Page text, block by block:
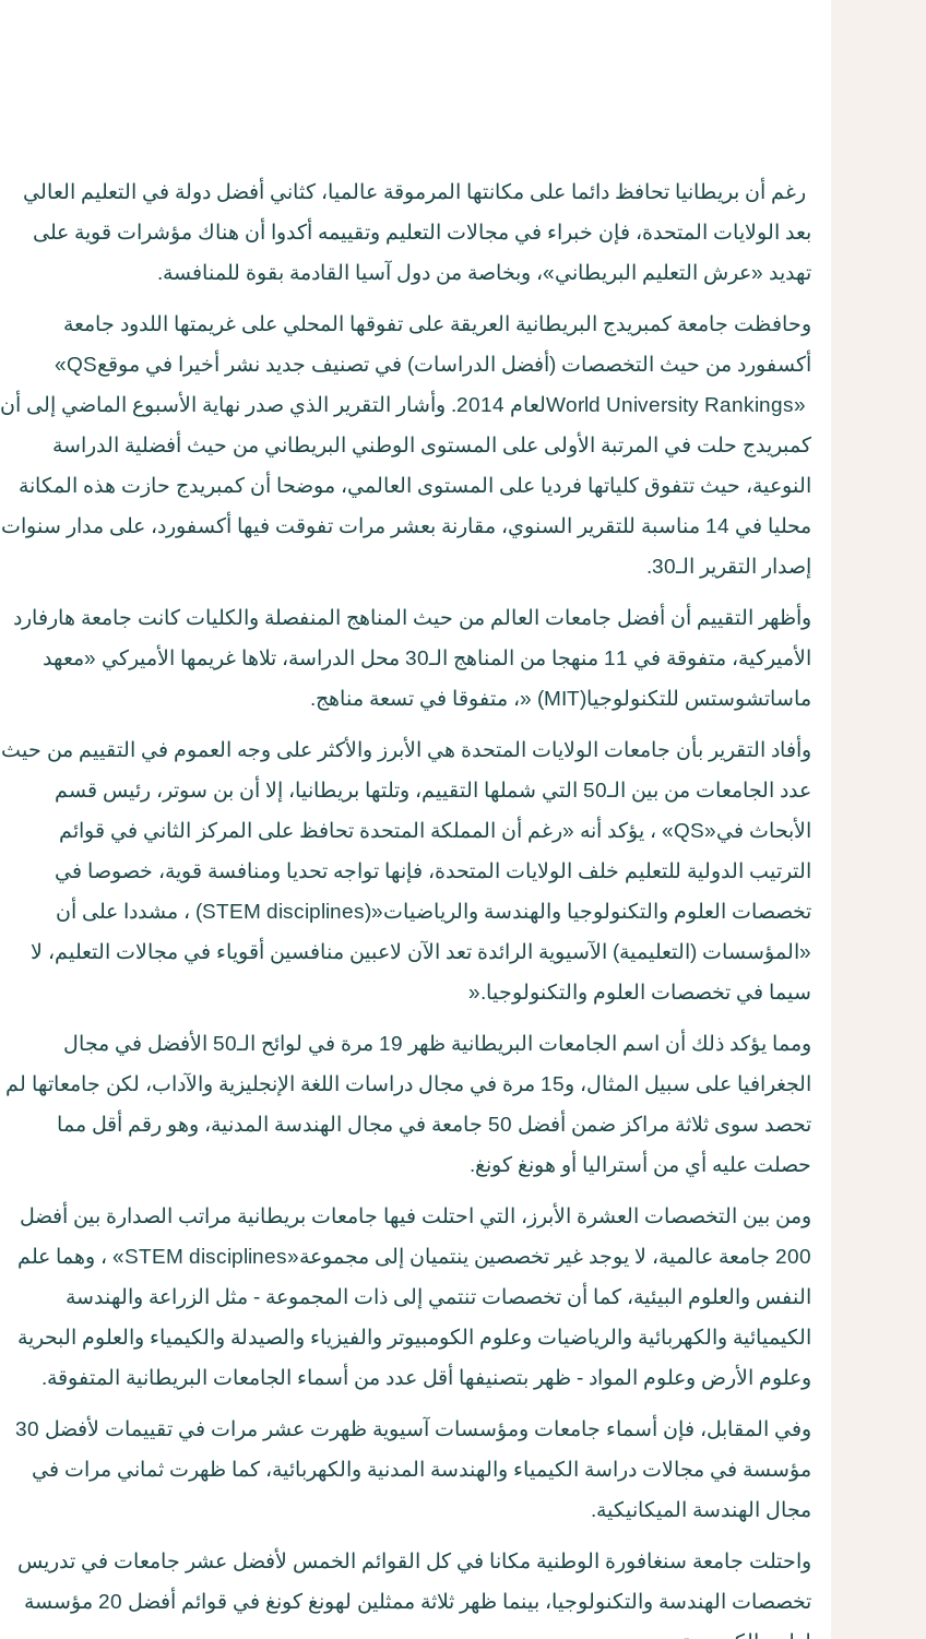
رغم أن بريطانيا تحافظ دائما على مكانتها المرموقة عالميا، كثاني أفضل دولة في التعليم العالي
بعد الولايات المتحدة، فإن خبراء في مجالات التعليم وتقييمه أكدوا أن هناك مؤشرات قوية على
تهديد «عرش التعليم البريطاني»، وبخاصة من دول آسيا القادمة بقوة للمنافسة.
وحافظت جامعة كمبريدج البريطانية العريقة على تفوقها المحلي على غريمتها اللدود جامعة
أكسفورد من حيث التخصصات (أفضل الدراسات) في تصنيف جديد نشر أخيرا في موقع«QS
World University Rankings»
لعام 2014. وأشار التقرير الذي صدر نهاية الأسبوع الماضي إلى أن
كمبريدج حلت في المرتبة الأولى على المستوى الوطني البريطاني من حيث أفضلية الدراسة
النوعية، حيث تتفوق كلياتها فرديا على المستوى العالمي، موضحا أن كمبريدج حازت هذه المكانة
محليا في 14 مناسبة للتقرير السنوي، مقارنة بعشر مرات تفوقت فيها أكسفورد، على مدار سنوات
إصدار التقرير الـ30
.
وأظهر التقييم أن أفضل جامعات العالم من حيث المناهج المنفصلة والكليات كانت جامعة هارفارد
الأميركية، متفوقة في 11 منهجا من المناهج الـ30 محل الدراسة، تلاها غريمها الأميركي «معهد
ماساتشوستس للتكنولوجيا» (MIT)، متفوقا في تسعة مناهج.
وأفاد التقرير بأن جامعات الولايات المتحدة هي الأبرز والأكثر على وجه العموم في التقييم من حيث
عدد الجامعات من بين الـ50 التي شملها التقييم، وتلتها بريطانيا، إلا أن بن سوتر، رئيس قسم
الأبحاث في«QS» ، يؤكد أنه «رغم أن المملكة المتحدة تحافظ على المركز الثاني في قوائم
الترتيب الدولية للتعليم خلف الولايات المتحدة، فإنها تواجه تحديا ومنافسة قوية، خصوصا في
تخصصات العلوم والتكنولوجيا والهندسة والرياضيات(STEM disciplines)» ، مشددا على أن
«المؤسسات (التعليمية) الآسيوية الرائدة تعد الآن لاعبين منافسين أقوياء في مجالات التعليم، لا
سيما في تخصصات العلوم والتكنولوجيا».
ومما يؤكد ذلك أن اسم الجامعات البريطانية ظهر 19 مرة في لوائح الـ50 الأفضل في مجال
الجغرافيا على سبيل المثال، و15 مرة في مجال دراسات اللغة الإنجليزية والآداب، لكن جامعاتها لم
تحصد سوى ثلاثة مراكز ضمن أفضل 50 جامعة في مجال الهندسة المدنية، وهو رقم أقل مما
حصلت عليه أي من أستراليا أو هونغ كونغ.
ومن بين التخصصات العشرة الأبرز، التي احتلت فيها جامعات بريطانية مراتب الصدارة بين أفضل
200 جامعة عالمية، لا يوجد غير تخصصين ينتميان إلى مجموعة
«STEM disciplines» ، وهما علم
النفس والعلوم البيئية، كما أن تخصصات تنتمي إلى ذات المجموعة - مثل الزراعة والهندسة
الكيميائية والكهربائية والرياضيات وعلوم الكومبيوتر والفيزياء والصيدلة والكيمياء والعلوم البحرية
وعلوم الأرض وعلوم المواد - ظهر بتصنيفها أقل عدد من أسماء الجامعات البريطانية المتفوقة.
وفي المقابل، فإن أسماء جامعات ومؤسسات آسيوية ظهرت عشر مرات في تقييمات لأفضل 30
مؤسسة في مجالات دراسة الكيمياء والهندسة المدنية والكهربائية، كما ظهرت ثماني مرات في
مجال الهندسة الميكانيكية.
واحتلت جامعة سنغافورة الوطنية مكانا في كل القوائم الخمس لأفضل عشر جامعات في تدريس
تخصصات الهندسة والتكنولوجيا، بينما ظهر ثلاثة ممثلين لهونغ كونغ في قوائم أفضل 20 مؤسسة